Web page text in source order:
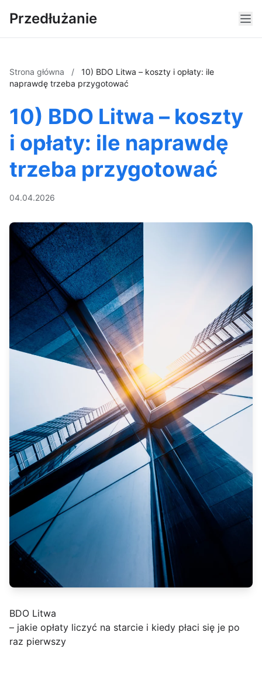
Przedłużanie
Strona główna /
10) BDO Litwa – koszty i opłaty: ile
naprawdę trzeba przygotować
10) BDO Litwa – koszty
i opłaty: ile naprawdę
trzeba przygotować
04.04.2026
BDO Litwa
– jakie opłaty liczyć na starcie i kiedy płaci się je po
raz pierwszy